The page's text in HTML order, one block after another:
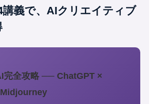
講義で、AIクリエイティブ
完全攻略 ── ChatGPT ×